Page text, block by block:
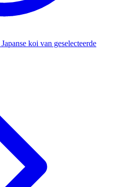
Japanse koi van geselecteerde